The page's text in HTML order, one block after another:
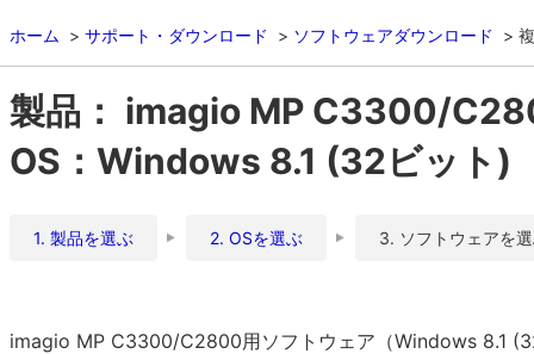
ホーム サポート・ダウンロード ソフトウェアダウンロード
製品： imagio MP C3300/
OS：Windows 8.1 (32ビット)
1. 製品を選ぶ 2. OSを選ぶ 3. ソフトウェアを
imagio MP C3300/C2800用ソフトウェア（Windows 8.1